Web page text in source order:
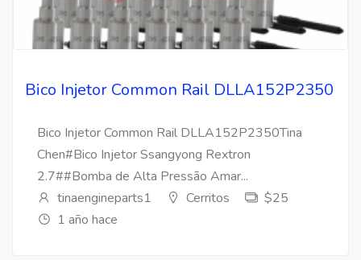
Bico Injetor Common Rail DLLA152P2350
Bico Injetor Common Rail DLLA152P2350Tina
Chen#Bico Injetor Ssangyong Rextron
2.7##Bomba de Alta Pressão Amar...
tinaengineparts1
Cerritos
$25
1 año hace